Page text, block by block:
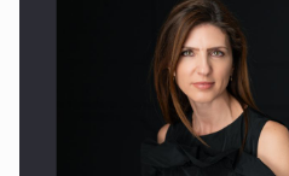
PUTTING ROMANIAN